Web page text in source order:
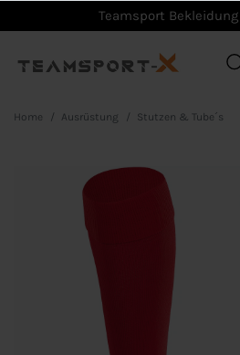
Teamsport
Home Ausrüstung Stutzen & Tube´s